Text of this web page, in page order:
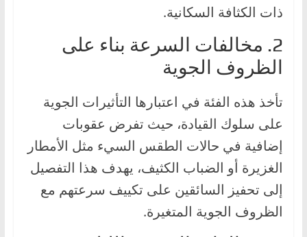
ذات الكثافة السكانية.
2. مخالفات السرعة بناء على
الظروف الجوية
تأخذ هذه الفئة في اعتبارها التأثيرات الجوية
على سلوك القيادة، حيث تفرض عقوبات
إضافية في حالات الطقس السيء مثل الأمطار
الغزيرة أو الضباب الكثيف، يهدف هذا التفصيل
إلى تحفيز السائقين على تكييف سرعتهم مع
الظروف الجوية المتغيرة.